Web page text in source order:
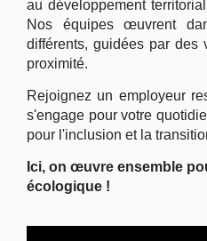
au développement
Nos équipes œuvrent
différents, guidées par des
proximité.
Rejoignez un employeur
s'engage pour votre
pour l'inclusion et la
Ici, on œuvre ensemble
écologique !